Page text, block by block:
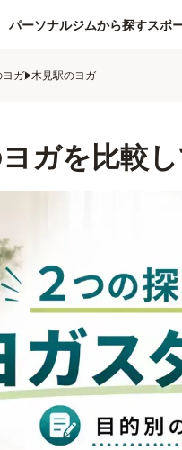
パーソナルジムから探すスポ
ヨガ 木見駅のヨガ
ガを比較